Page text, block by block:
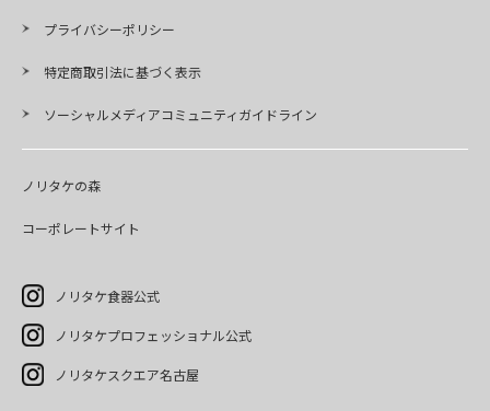
プライバシーポリシー
特定商取引法に基づく表示
ソーシャルメディアコミュニティガイドライン
ノリタケの森
コーポレートサイト
ノリタケ食器公式
ノリタケプロフェッショナル公式
ノリタケスクエア名古屋